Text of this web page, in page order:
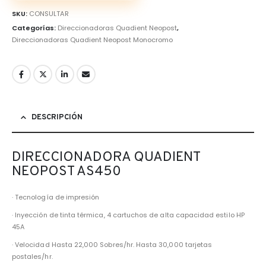
SKU: CONSULTAR
Categorías: Direccionadoras Quadient Neopost,
Direccionadoras Quadient Neopost Monocromo
DESCRIPCIÓN
DIRECCIONADORA QUADIENT
NEOPOST AS450
· Tecnología de impresión
· Inyección de tinta térmica, 4 cartuchos de alta capacidad estilo HP
45A
· Velocidad Hasta 22,000 Sobres/hr. Hasta 30,000 tarjetas
postales/hr.